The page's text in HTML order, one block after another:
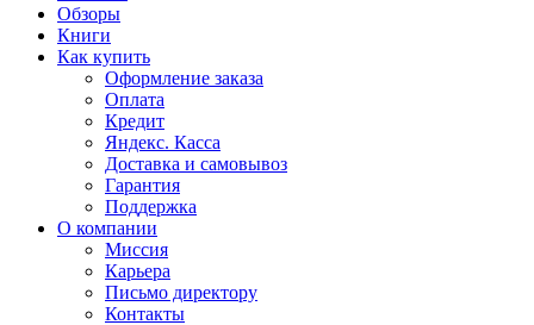
Обзоры
Книги
Как купить
Оформление заказа
Оплата
Кредит
Яндекс. Касса
Доставка и самовывоз
Гарантия
Поддержка
О компании
Миссия
Карьера
Письмо директору
Контакты